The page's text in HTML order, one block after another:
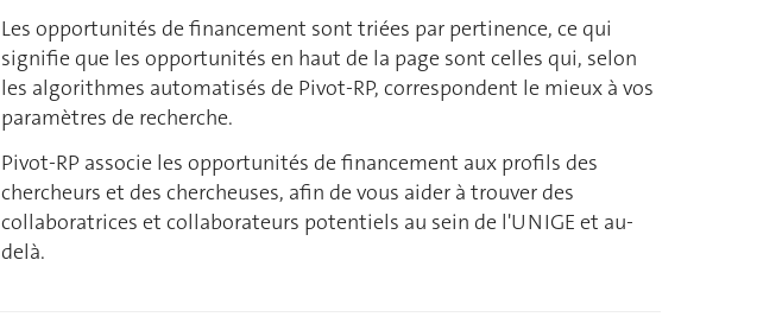
Les opportunités de financement sont triées par pertinence, ce qui
signifie que les opportunités en haut de la page sont celles qui, selon
les algorithmes automatisés de Pivot-RP, correspondent le mieux à vos
paramètres de recherche.
Pivot-RP associe les opportunités de financement aux profils des
chercheurs et des chercheuses, afin de vous aider à trouver des
collaboratrices et collaborateurs potentiels au sein de l'UNIGE et au-
delà.